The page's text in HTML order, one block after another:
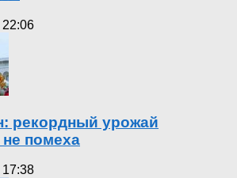
22:06
рекордный урожай
помеха
17:38